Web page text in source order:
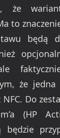
że
to
będą
że jedna
Do
(HP
będzie